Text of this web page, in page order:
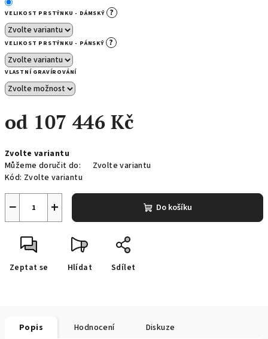
VELIKOST PRSTÝNKU - DÁMSKÝ ?
VELIKOST PRSTÝNKU - PÁNSKÝ ?
VLASTNÍ GRAVÍROVÁNÍ
od 107 446 Kč
cena:
Zvolte variantu
Můžeme doručit do:
Zvolte variantu
Kód: Zvolte variantu
+
− Do košíku
Zeptat se Hlídat Sdílet
Popis Hodnocení Diskuze